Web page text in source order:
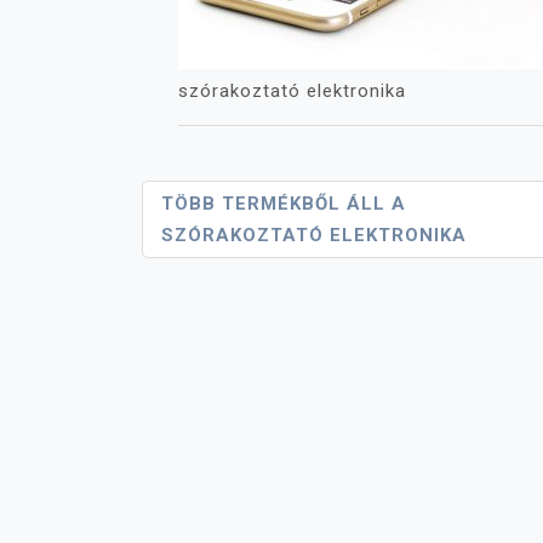
szórakoztató elektronika
Bejegyzés
Navigáció
TÖBB TERMÉKBŐL ÁLL A
SZÓRAKOZTATÓ ELEKTRONIKA